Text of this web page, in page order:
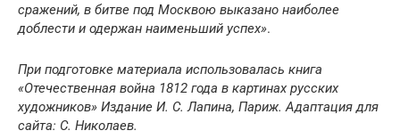
сражений, в битве под Москвою выказано наиболее
доблести и одержан наименьший успех».
При подготовке материала использовалась книга
«Отечественная война 1812 года в картинах русских
художников» Издание И. С. Лапина, Париж. Адаптация для
сайта: С. Николаев.